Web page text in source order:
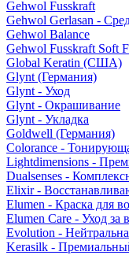
Gehwol Fusskraft
Gehwol Gerlasan -
Gehwol Balance
Gehwol Fusskraft Soft
Global Keratin (США)
Glynt (Германия)
Glynt - Уход
Glynt - Окрашивание
Glynt - Укладка
Goldwell (Германия)
Colorance -
Lightdimensions -
Dualsenses -
Elixir -
Elumen - Краска для
Elumen Care - Уход за
Evolution -
Kerasilk -